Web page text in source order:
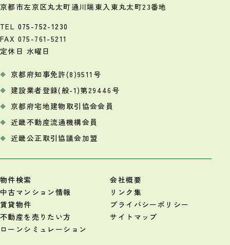
京都市左京区丸太町通川端東入 東丸太町23番地
TEL 075-752-1230
FAX 075-761-5211
定休日 水曜日
京都府知事免許(8)9511号
建設業者登録(般-1)第29446号
京都府宅地建物取引協会会員
近畿不動産流通機構会員
近畿公正取引協議会加盟
物件検索
中古マンション情報
賃貸物件
不動産を売りたい方
ローンシミュレーション
会社概要
リンク集
プライバシーポリシー
サイトマップ